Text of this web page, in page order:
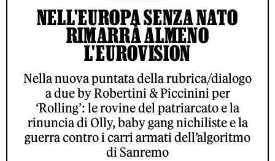
NELL'EUROPA SENZA NATO
RIMARRÀ ALMENO
L'EUROVISION
Nella nuova puntata della rubrica/dialogo
a due by Robertini & Piccinini per
‘Rolling’: le rovine del patriarcato e la
rinuncia di Olly, baby gang nichiliste e la
guerra contro i carri armati dell’algoritmo
di Sanremo